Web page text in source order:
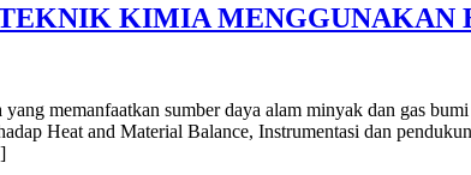
KIMIA MENGGUNAKAN
memanfaatkan sumber daya alam minyak dan gas
Heat and Material Balance, Instrumentasi dan